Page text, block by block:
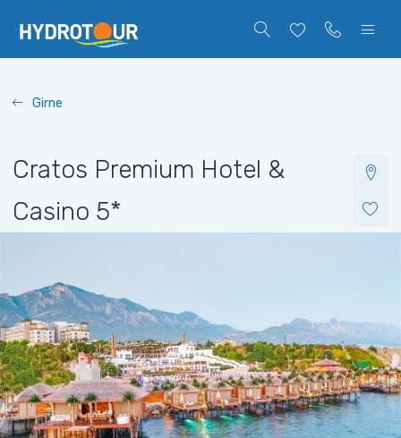
Girne
Cratos Premium Hotel &
Casino 5*